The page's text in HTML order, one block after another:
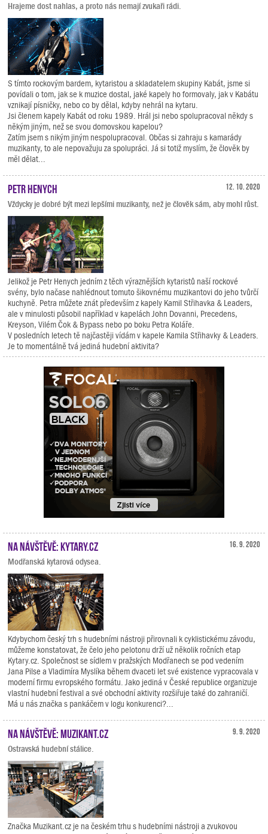
Hrajeme dost nahlas, a proto nás nemají zvukaři rádi.
S tímto rockovým bardem, kytaristou a skladatelem skupiny Kabát, jsme si
povídali o tom, jak se k muzice dostal, jaké kapely ho formovaly, jak v Kabátu
vznikají písničky, nebo co by dělal, kdyby nehrál na kytaru.
Jsi členem kapely Kabát od roku 1989. Hrál jsi nebo spolupracoval někdy s
někým jiným, než se svou domovskou kapelou?
Zatím jsem s nikým jiným nespolupracoval. Občas si zahraju s kamarády
muzikanty, to ale nepovažuju za spolupráci. Já si totiž myslím, že člověk by
měl dělat...
12. 10. 2020
Petr Henych
Vždycky je dobré být mezi lepšími muzikanty, než je člověk sám, aby mohl růst.
Jelikož je Petr Henych jedním z těch výraznějších kytaristů naší rockové
svény, bylo načase nahlédnout tomuto šikovnému muzikantovi do jeho tvůrčí
kuchyně. Petra můžete znát především z kapely Kamil Střihavka & Leaders,
ale v minulosti působil například v kapelách John Dovanni, Precedens,
Kreyson, Vilém Čok & Bypass nebo po boku Petra Koláře.
V posledních letech tě najčastěji vídám v kapele Kamila Střihavky & Leaders.
Je to momentálně tvá jediná hudební aktivita?
16. 9. 2020
Na návštěvě: Kytary.cz
Modřanská kytarová odysea.
Kdybychom český trh s hudebními nástroji přirovnali k cyklistickému závodu,
můžeme konstatovat, že čelo jeho pelotonu drží už několik ročních etap
Kytary.cz. Společnost se sídlem v pražských Modřanech se pod vedením
Jana Pilse a Vladimíra Myslíka během dvaceti let své existence vypracovala v
moderní firmu evropského formátu. Jako jediná v České republice organizuje
vlastní hudební festival a své obchodní aktivity rozšiřuje také do zahraničí.
Má u nás značka s pankáčem v logu konkurenci?...
9. 9. 2020
Na návštěvě: Muzikant.cz
Ostravská hudební stálice.
Značka Muzikant.cz je na českém trhu s hudebními nástroji a zvukovou